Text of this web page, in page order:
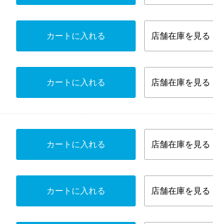
カートに入れる 店舗在庫を見る
カートに入れる 店舗在庫を見る
カートに入れる 店舗在庫を見る
カートに入れる 店舗在庫を見る